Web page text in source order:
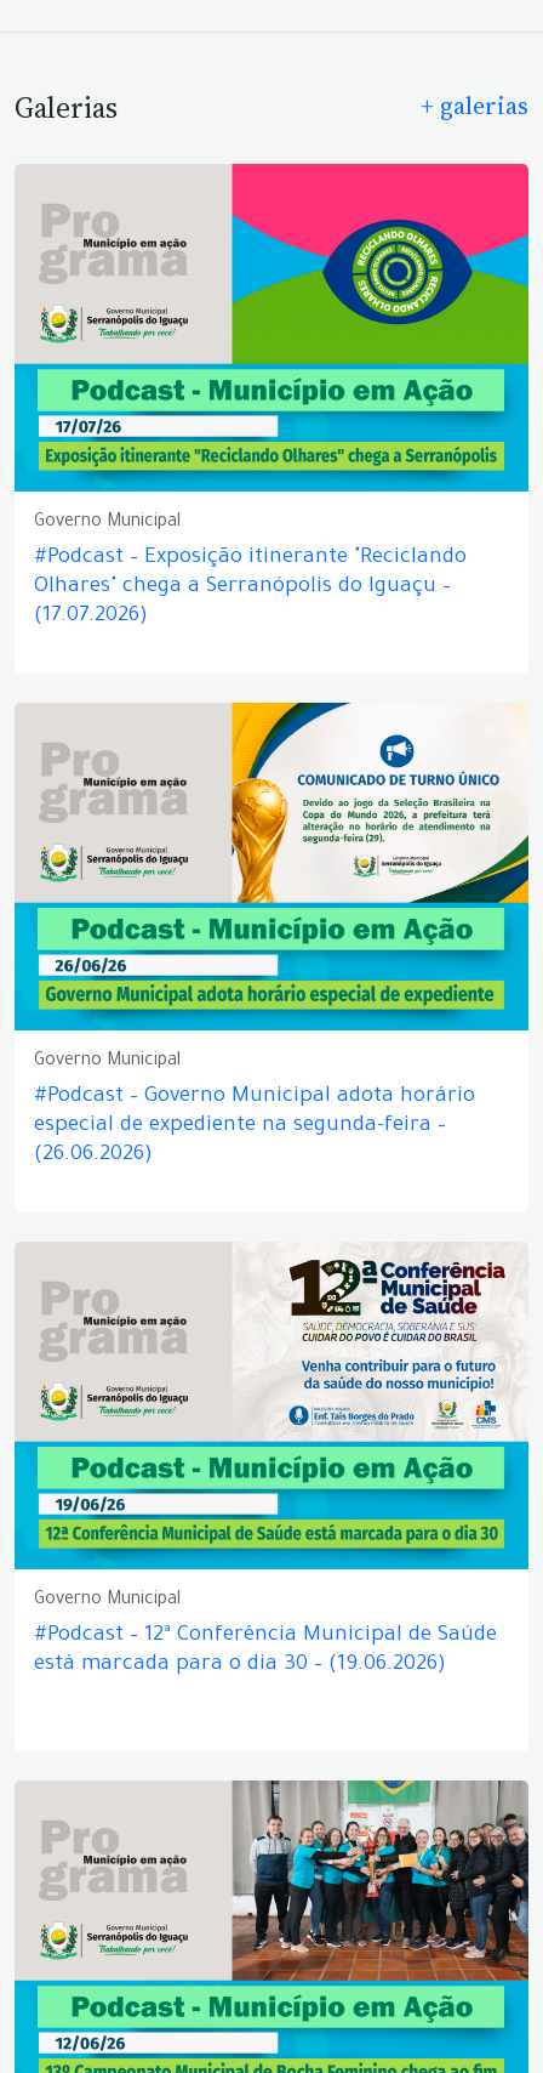
Galerias + galerias
Governo Municipal
#Podcast – Exposição itinerante "Reciclando
Olhares" chega a Serranópolis do Iguaçu –
(17.07.2026)
Governo Municipal
#Podcast – Governo Municipal adota horário
especial de expediente na segunda-feira –
(26.06.2026)
Governo Municipal
#Podcast – 12ª Conferência Municipal de Saúde
está marcada para o dia 30 – (19.06.2026)